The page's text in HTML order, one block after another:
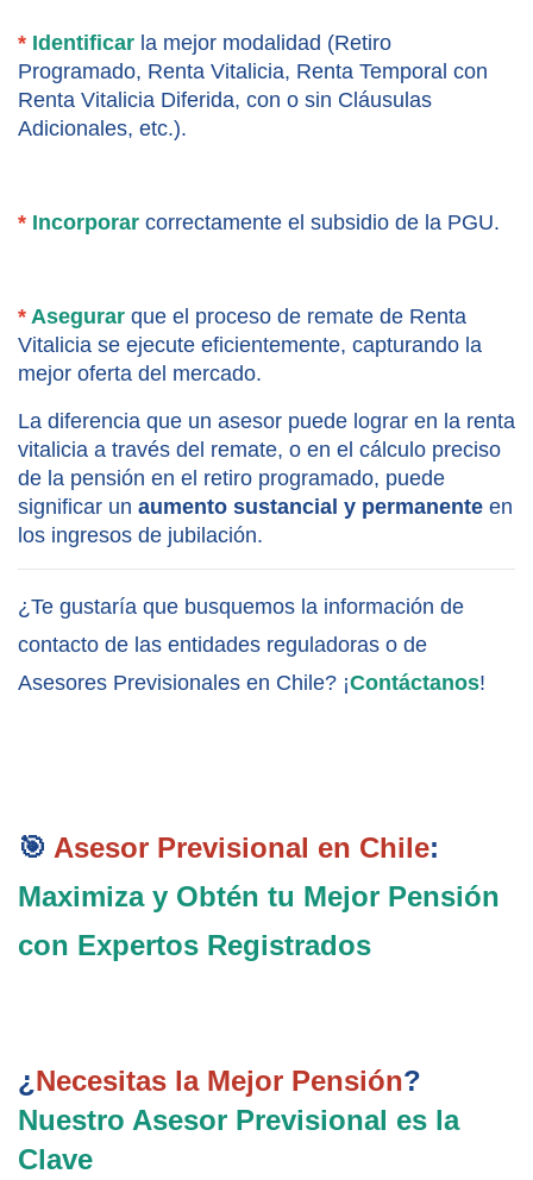
* Identificar la mejor modalidad (Retiro
Programado, Renta Vitalicia, Renta Temporal con
Renta Vitalicia Diferida, con o sin Cláusulas
Adicionales, etc.).
* Incorporar correctamente el subsidio de la PGU.
* Asegurar que el proceso de remate de Renta
Vitalicia se ejecute eficientemente, capturando la
mejor oferta del mercado.
La diferencia que un asesor puede lograr en la renta
vitalicia a través del remate, o en el cálculo preciso
de la pensión en el retiro programado, puede
significar un aumento sustancial y permanente en
los ingresos de jubilación.
¿Te gustaría que busquemos la información de
contacto de las entidades reguladoras o de
Asesores Previsionales en Chile? ¡Contáctanos!
🎯 Asesor Previsional en Chile
Maximiza y Obtén tu Mejor Pensión
con Expertos Registrados
¿ Necesitas la Mejor Pensión
Nuestro Asesor Previsional es la
Clave